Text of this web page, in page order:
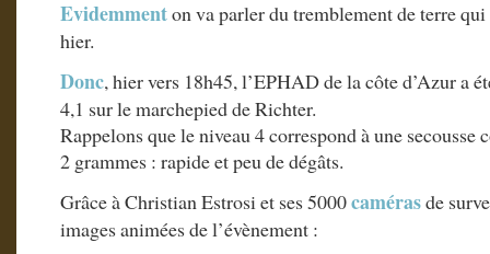
Evidemmenton va parler du tremblement de terre
hier.
Donc, hier vers 18h45, l’EPHAD de la côte d’Azur a
4,1 sur le marchepied de Richter.
Rappelons que le niveau 4 correspond à une secousse
2 grammes : rapide et peu de dégâts.
Grâce à Christian Estrosi et ses 5000camérasde
images animées de l’évènement :